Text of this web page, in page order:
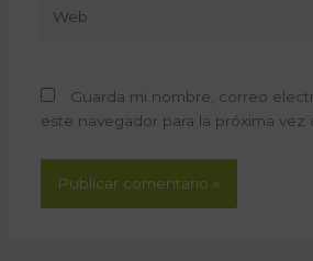
Guarda mi nombre, correo
este navegador para la próxima vez